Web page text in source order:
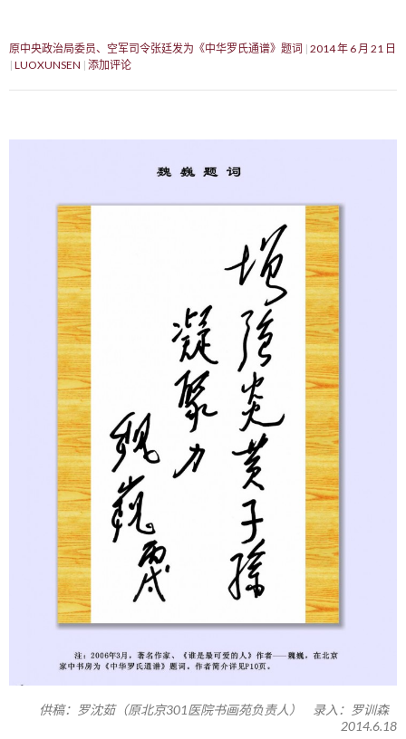
原中央政治局委员、空军司令张廷发为《中华罗氏通谱》题词 2014 年 6 月 21 日
LUOXUNSEN 添加评论
供稿：罗沈茹（原北京301医院书画苑负责人） 录入：罗训森
2014.6.18